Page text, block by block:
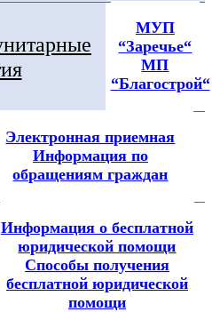
МУП
“Заречье“
МП
“Благострой“
Электронная приемная
Информация по
обращениям граждан
Информация о бесплатной
юридической помощи
Способы получения
бесплатной юридической
помощи